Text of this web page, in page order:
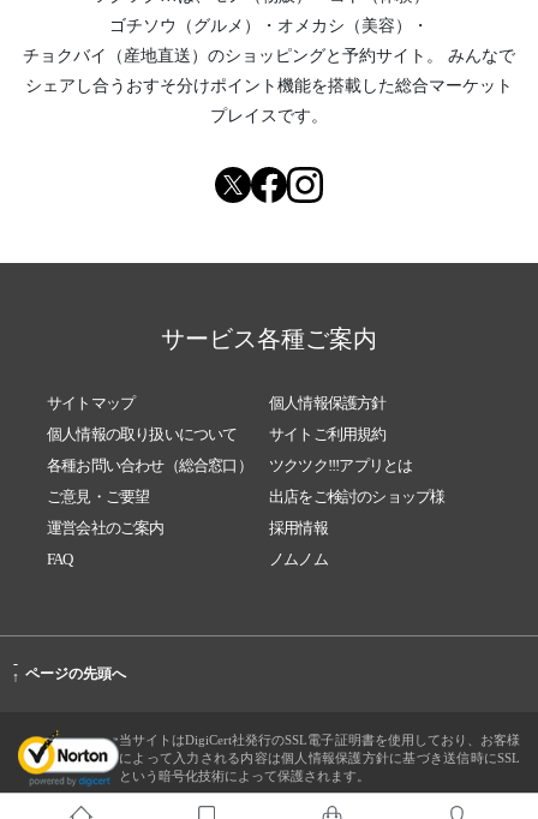
ゴチソウ（グルメ）
・ オメカシ（美容）
・
チョクバイ（産地直送） のショッピングと予約サイト。
みんなで
シェアし合う おすそ分けポイント機能を搭載した総合マーケット
プレイスです。
サービス各種ご案内
サイトマップ
個人情報保護方針
個人情報の取り扱いについて
サイトご利用規約
各種お問い合わせ（総合窓口）
ツクツク!!!アプリとは
ご意見・ご要望
出店をご検討のショップ様
運営会社のご案内
採用情報
FAQ
ノムノム
-
↑ ページの先頭へ
当サイトはDigiCert社発行のSSL電子証明書を使用しており、お客様
によって入力される内容は個人情報保護方針に基づき送信時にSSL
という暗号化技術によって保護されます。